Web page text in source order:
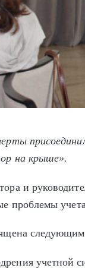
на крыше».
и
проблемы
учетной